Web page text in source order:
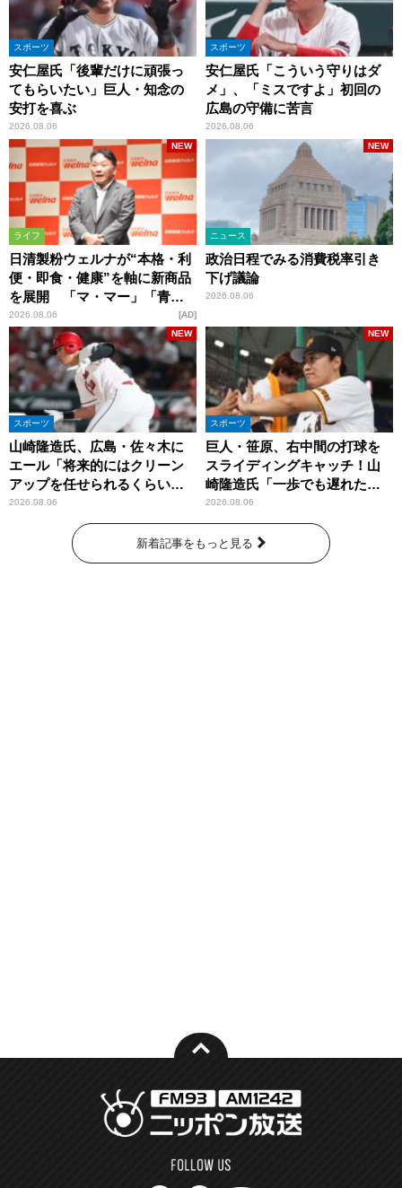
スポーツ
安仁屋氏「後輩だけに頑張っ
てもらいたい」巨人・知念の
安打を喜ぶ
2026.08.06
スポーツ
安仁屋氏「こういう守りはダ
メ」、「ミスですよ」初回の
広島の守備に苦言
2026.08.06
ライフ
日清製粉ウェルナが“本格・利
便・即食・健康”を軸に新商品
を展開 「マ・マー」「青の
洞窟」ブランドを強化
2026.08.06
NEW
AD
ニュース
政治日程でみる消費税率引き
下げ議論
2026.08.06
NEW
スポーツ
山崎隆造氏、広島・佐々木に
エール「将来的にはクリーン
アップを任せられるくらいま
では成長して」
2026.08.06
NEW
スポーツ
巨人・笹原、右中間の打球を
スライディングキャッチ！山
崎隆造氏「一歩でも遅れた
ら…」
2026.08.06
NEW
新着記事をもっと見る